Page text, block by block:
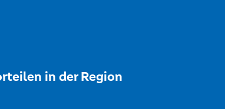
in der Region